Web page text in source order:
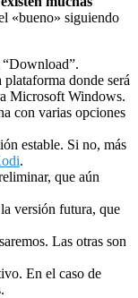
«bueno» siguiendo
donde será
Microsoft Windows.
con varias opciones
estable. Si no, más
.
que aún
versión futura, que
Las otras son
En el caso de